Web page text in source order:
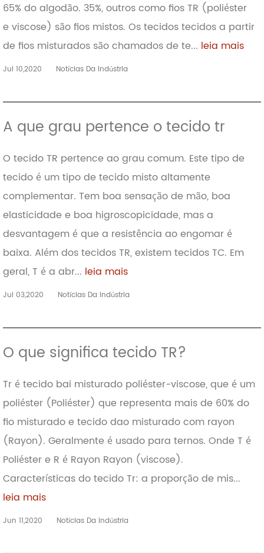
65% do algodão. 35%, outros como fios TR (poliéster
e viscose) são fios mistos. Os tecidos tecidos a partir
de fios misturados são chamados de te... leia mais
Jul 10,2020 Notícias Da Indústria
A que grau pertence o tecido tr
O tecido TR pertence ao grau comum. Este tipo de
tecido é um tipo de tecido misto altamente
complementar. Tem boa sensação de mão, boa
elasticidade e boa higroscopicidade, mas a
desvantagem é que a resistência ao engomar é
baixa. Além dos tecidos TR, existem tecidos TC. Em
geral, T é a abr... leia mais
Jul 03,2020 Notícias Da Indústria
O que significa tecido TR?
Tr é tecido bai misturado poliéster-viscose, que é um
poliéster (Poliéster) que representa mais de 60% do
fio misturado e tecido dao misturado com rayon
(Rayon). Geralmente é usado para ternos. Onde T é
Poliéster e R é Rayon Rayon (viscose).
Características do tecido Tr: a proporção de mis...
leia mais
Jun 11,2020 Notícias Da Indústria